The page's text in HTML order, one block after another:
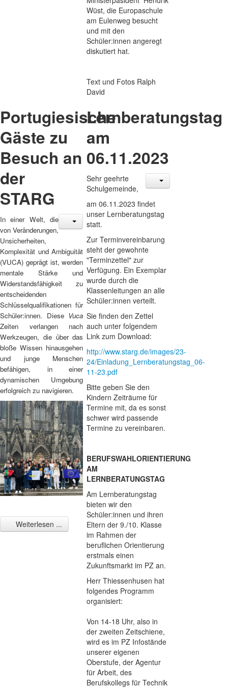
Wüst, die Europaschule
am Eulenweg besucht
und mit den
Schüler:innen angeregt
diskutiert hat.
Text und Fotos Ralph
David
Portugiesische
Gäste zu
Besuch an
der
STARG
In einer Welt, die
von Veränderungen,
Unsicherheiten,
Komplexität und Ambiguität
(VUCA) geprägt ist, werden
mentale Stärke und
Widerstandsfähigkeit zu
entscheidenden
Schlüsselqualifikationen für
Schüler:innen. Diese Vuca
Zeiten verlangen nach
Werkzeugen, die über das
bloße Wissen hinausgehen
und junge Menschen
befähigen, in einer
dynamischen Umgebung
erfolgreich zu navigieren.
Weiterlesen ...
Lernberatungstag
am
06.11.2023
Sehr geehrte
Schulgemeinde,
am 06.11.2023 findet
unser Lernberatungstag
statt.
Zur Terminvereinbarung
steht der gewohnte
"Terminzettel" zur
Verfügung. Ein Exemplar
wurde durch die
Klassenleitungen an alle
Schüler:innen verteilt.
Sie finden den Zettel
auch unter folgendem
Link zum Download:
http://www.starg.de/images/23-
24/Einladung_Lernberatungstag_06-
11-23.pdf
Bitte geben Sie den
Kindern Zeiträume für
Termine mit, da es sonst
schwer wird passende
Termine zu vereinbaren.
BERUFSWAHLORIENTIERUNG
AM
LERNBERATUNGSTAG
Am Lernberatungstag
bieten wir den
Schüler:innen und ihren
Eltern der 9./10. Klasse
im Rahmen der
beruflichen Orientierung
erstmals einen
Zukunftsmarkt im PZ an.
Herr Thiessenhusen hat
folgendes Programm
organisiert:
Von 14-18 Uhr, also in
der zweiten Zeitschiene,
wird es im PZ Infostände
unserer eigenen
Oberstufe, der Agentur
für Arbeit, des
Berufskollegs für Technik